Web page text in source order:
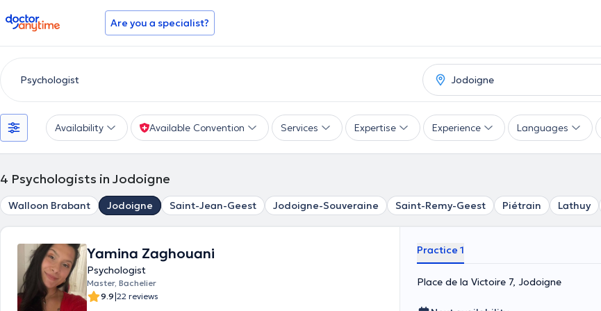
doctoranytime Are you a specialist?
Availability Available Convention Services Expertise Experience Languages
4 Psychologists in Jodoigne
Walloon Brabant Jodoigne Saint-Jean-Geest Jodoigne-Souveraine Saint-Remy-Geest Piétrain Lathuy
Yamina Zaghouani
Psychologist
Master, Bachelier
9.9|22 reviews
Practice 1
Place de la Victoire 7, Jodoigne